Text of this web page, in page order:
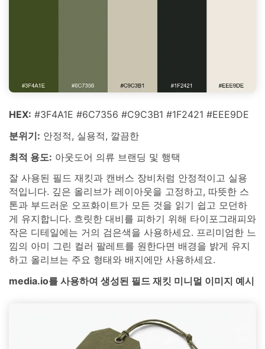
HEX: #3F4A1E #6C7356 #C9C3B1 #1F2421 #EEE9DE
분위기: 안정적, 실용적, 깔끔한
최적 용도: 아웃도어 의류 브랜딩 및 행택
잘 사용된 필드 재킷과 캔버스 장비처럼 안정적이고 실용
적입니다. 깊은 올리브가 레이아웃을 고정하고, 따뜻한 스
톤과 부드러운 오프화이트가 모든 것을 읽기 쉽고 모던하
게 유지합니다. 흐릿한 대비를 피하기 위해 타이포그래피와
작은 디테일에는 거의 검은색을 사용하세요. 프리미엄한 느
낌의 아미 그린 컬러 팔레트를 원한다면 배경을 밝게 유지
하고 올리브는 주요 형태와 배지에만 사용하세요.
media.io를 사용하여 생성된 필드 재킷 미니멀 이미지 예시